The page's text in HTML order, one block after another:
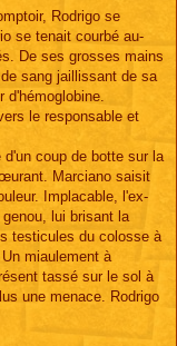
Rodrigo se
se tenait courbé au-
De ses grosses mains
sang jaillissant de sa
le responsable et
coup de botte sur la
Marciano saisit
Implacable, l'ex-
lui brisant la
testicules du colosse à
miaulement à
tassé sur le sol à
une menace. Rodrigo